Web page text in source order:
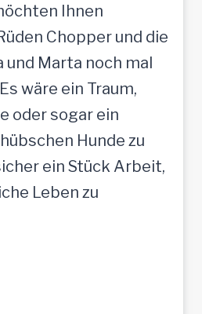
Ihnen
Chopper und die
und Marta noch mal
wäre ein Traum,
oder sogar ein
Hunde zu
ein Stück Arbeit,
Leben zu